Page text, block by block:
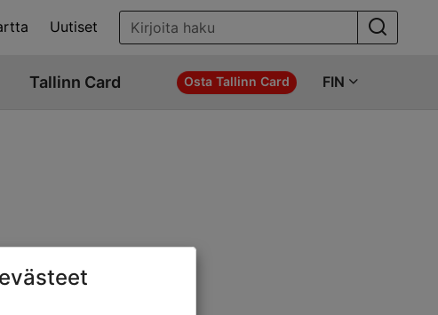
Uutiset
Tallinn Card Osta Tallinn Card FIN